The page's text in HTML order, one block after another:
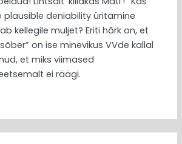
plausible deniability üritamine
kellegile muljet? Eriti hõrk on, et
on ise minevikus VVde kallal
et miks viimased
ei räägi.